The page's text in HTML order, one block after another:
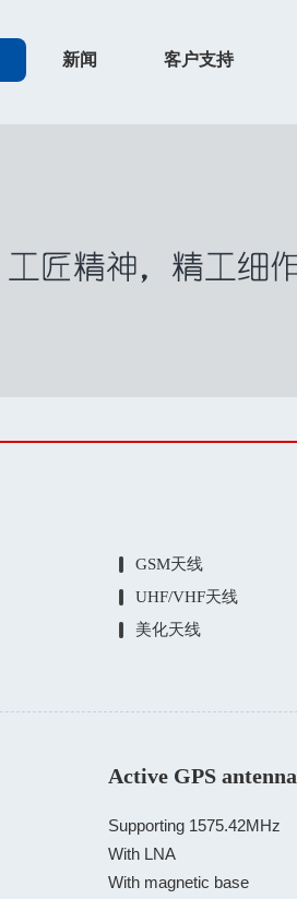
新闻 客户支持
GSM天线
UHF/VHF天线
美化天线
Active GPS antenna
Supporting 1575.42MHz
With LNA
With magnetic base